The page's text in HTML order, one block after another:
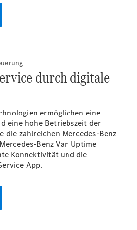
durch digitale
ermöglichen eine
eine hohe Betriebszeit der
die zahlreichen Mercedes-Benz
Benz Van Uptime
Konnektivität und die
App.